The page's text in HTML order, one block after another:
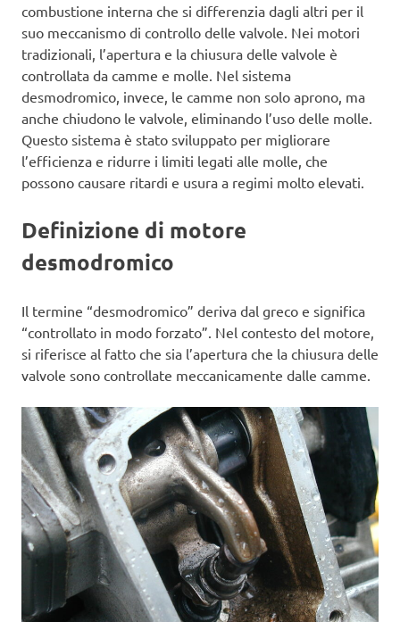
combustione interna che si differenzia dagli altri per il
suo meccanismo di controllo delle valvole. Nei motori
tradizionali, l’apertura e la chiusura delle valvole è
controllata da camme e molle. Nel sistema
desmodromico, invece, le camme non solo aprono, ma
anche chiudono le valvole, eliminando l’uso delle molle.
Questo sistema è stato sviluppato per migliorare
l’efficienza e ridurre i limiti legati alle molle, che
possono causare ritardi e usura a regimi molto elevati.
Definizione di motore
desmodromico
Il termine “desmodromico” deriva dal greco e significa
“controllato in modo forzato”. Nel contesto del motore,
si riferisce al fatto che sia l’apertura che la chiusura delle
valvole sono controllate meccanicamente dalle camme.